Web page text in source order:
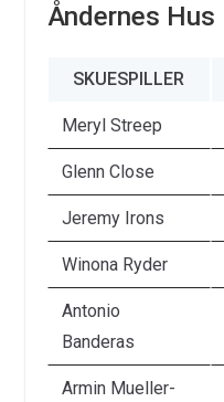
Åndernes Hus
SKUESPILLER
Meryl Streep
Glenn Close
Jeremy Irons
Winona Ryder
Antonio
Banderas
Armin Mueller-